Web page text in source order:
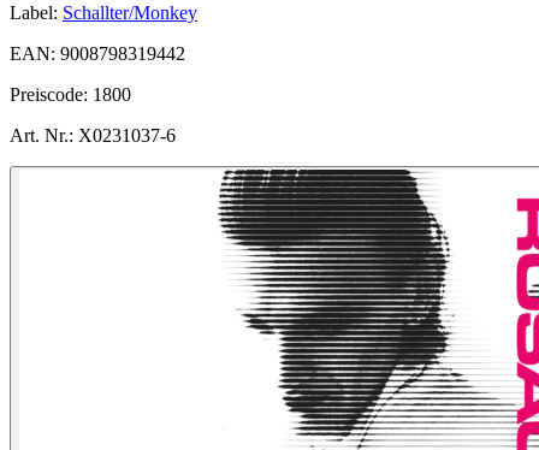
Label: Schallter/Monkey
EAN: 9008798319442
Preiscode: 1800
Art. Nr.: X0231037-6